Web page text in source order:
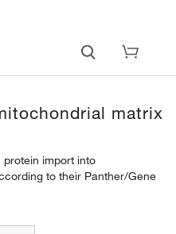
matrix
protein import into
to their Panther/Gene